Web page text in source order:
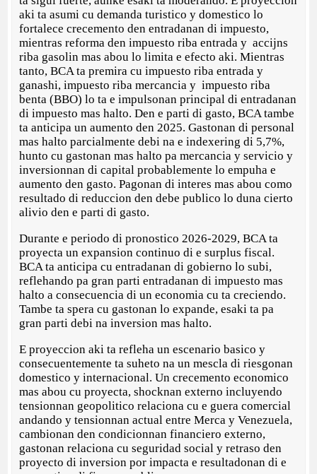
aki ta asumi cu demanda turistico y domestico lo
fortalece crecemento den entradanan di impuesto,
mientras reforma den impuesto riba entrada y accijns
riba gasolin mas abou lo limita e efecto aki. Mientras
tanto, BCA ta premira cu impuesto riba entrada y
ganashi, impuesto riba mercancia y impuesto riba
benta (BBO) lo ta e impulsonan principal di entradanan
di impuesto mas halto. Den e parti di gasto, BCA tambe
ta anticipa un aumento den 2025. Gastonan di personal
mas halto parcialmente debi na e indexering di 5,7%,
hunto cu gastonan mas halto pa mercancia y servicio y
inversionnan di capital probablemente lo empuha e
aumento den gasto. Pagonan di interes mas abou como
resultado di reduccion den debe publico lo duna cierto
alivio den e parti di gasto.
Durante e periodo di pronostico 2026-2029, BCA ta
proyecta un expansion continuo di e surplus fiscal.
BCA ta anticipa cu entradanan di gobierno lo subi,
reflehando pa gran parti entradanan di impuesto mas
halto a consecuencia di un economia cu ta creciendo.
Tambe ta spera cu gastonan lo expande, esaki ta pa
gran parti debi na inversion mas halto.
E proyeccion aki ta refleha un escenario basico y
consecuentemente ta suheto na un mescla di riesgonan
domestico y internacional. Un crecemento economico
mas abou cu proyecta, shocknan externo incluyendo
tensionnan geopolitico relaciona cu e guera comercial
andando y tensionnan actual entre Merca y Venezuela,
cambionan den condicionnan financiero externo,
gastonan relaciona cu seguridad social y retraso den
proyecto di inversion por impacta e resultadonan di e